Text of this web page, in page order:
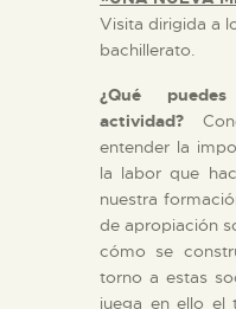
Visita dirigida a
bachillerato.
¿Qué
actividad?
entender la
la labor que
nuestra
de apropiación
cómo se
torno a estas
juega en ello el